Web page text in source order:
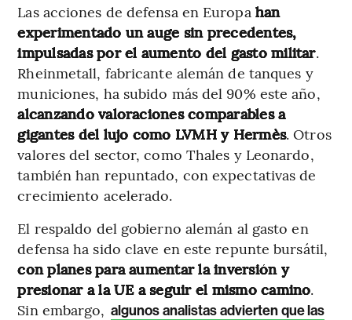
Las acciones de defensa en Europa han
experimentado un auge sin precedentes,
impulsadas por el aumento del gasto militar.
Rheinmetall, fabricante alemán de tanques y
municiones, ha subido más del 90% este año,
alcanzando valoraciones comparables a
gigantes del lujo como LVMH y Hermès. Otros
valores del sector, como Thales y Leonardo,
también han repuntado, con expectativas de
crecimiento acelerado.
El respaldo del gobierno alemán al gasto en
defensa ha sido clave en este repunte bursátil,
con planes para aumentar la inversión y
presionar a la UE a seguir el mismo camino.
Sin embargo, algunos analistas advierten que las